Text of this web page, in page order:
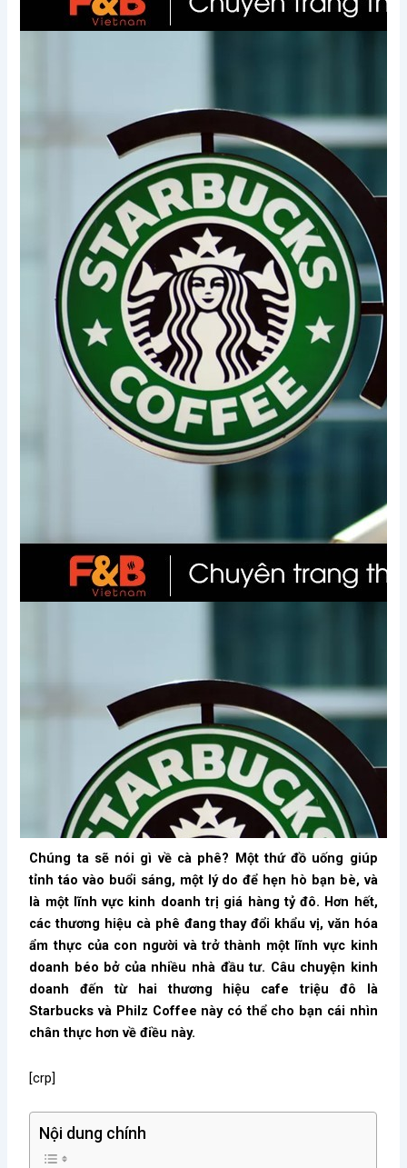
Chúng ta sẽ nói gì về cà phê? Một thứ đồ uống giúp
tỉnh táo vào buổi sáng, một lý do để hẹn hò bạn bè, và
là một lĩnh vực kinh doanh trị giá hàng tỷ đô. Hơn hết,
các thương hiệu cà phê đang thay đổi khẩu vị, văn hóa
ẩm thực của con người và trở thành một lĩnh vực kinh
doanh béo bở của nhiều nhà đầu tư. Câu chuyện kinh
doanh đến từ hai thương hiệu cafe triệu đô là
Starbucks và Philz Coffee này có thể cho bạn cái nhìn
chân thực hơn về điều này.
[crp]
Nội dung chính